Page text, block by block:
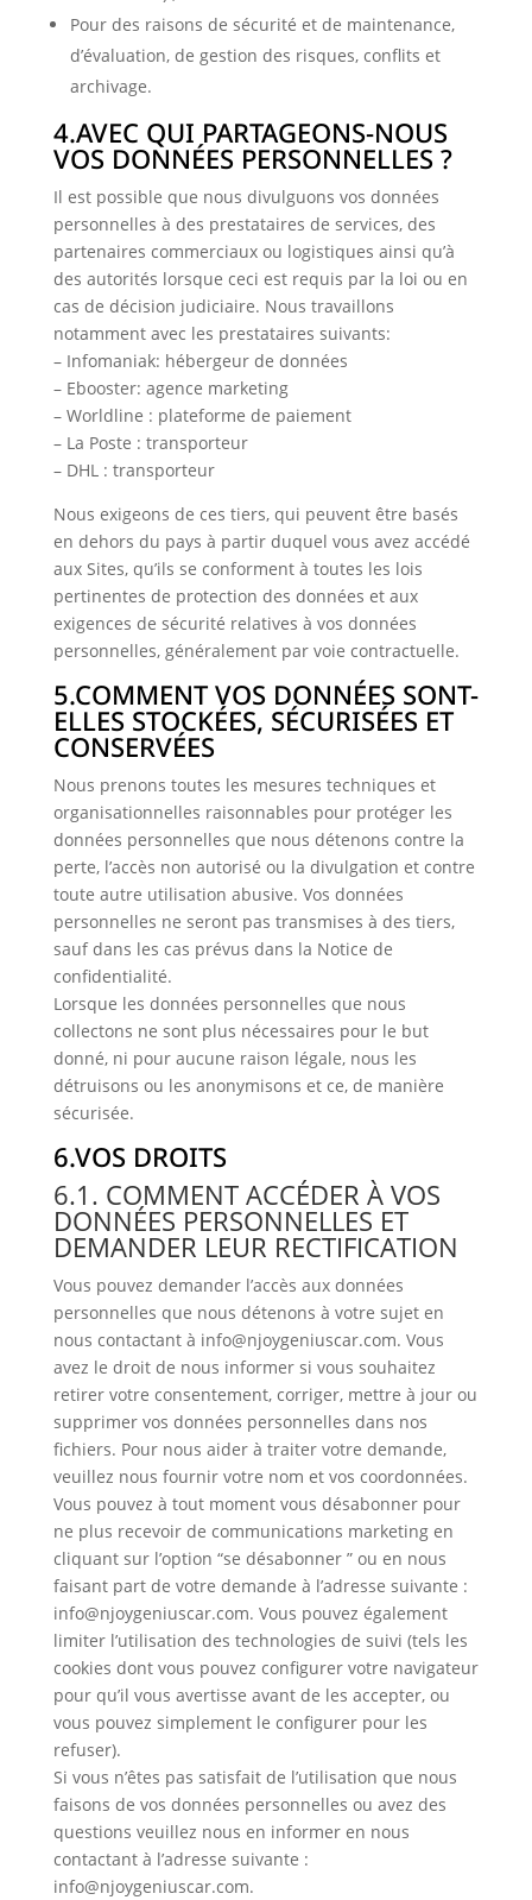
Pour des raisons de sécurité et de maintenance,
d’évaluation, de gestion des risques, conflits et
archivage.
4.AVEC QUI PARTAGEONS-NOUS
VOS DONNÉES PERSONNELLES ?
Il est possible que nous divulguons vos données
personnelles à des prestataires de services, des
partenaires commerciaux ou logistiques ainsi qu’à
des autorités lorsque ceci est requis par la loi ou en
cas de décision judiciaire. Nous travaillons
notamment avec les prestataires suivants:
– Infomaniak: hébergeur de données
– Ebooster: agence marketing
– Worldline : plateforme de paiement
– La Poste : transporteur
– DHL : transporteur
Nous exigeons de ces tiers, qui peuvent être basés
en dehors du pays à partir duquel vous avez accédé
aux Sites, qu’ils se conforment à toutes les lois
pertinentes de protection des données et aux
exigences de sécurité relatives à vos données
personnelles, généralement par voie contractuelle.
5.COMMENT VOS DONNÉES SONT-
ELLES STOCKÉES, SÉCURISÉES ET
CONSERVÉES
Nous prenons toutes les mesures techniques et
organisationnelles raisonnables pour protéger les
données personnelles que nous détenons contre la
perte, l’accès non autorisé ou la divulgation et contre
toute autre utilisation abusive. Vos données
personnelles ne seront pas transmises à des tiers,
sauf dans les cas prévus dans la Notice de
confidentialité.
Lorsque les données personnelles que nous
collectons ne sont plus nécessaires pour le but
donné, ni pour aucune raison légale, nous les
détruisons ou les anonymisons et ce, de manière
sécurisée.
6.VOS DROITS
6.1. COMMENT ACCÉDER À VOS
DONNÉES PERSONNELLES ET
DEMANDER LEUR RECTIFICATION
Vous pouvez demander l’accès aux données
personnelles que nous détenons à votre sujet en
nous contactant à info@njoygeniuscar.com. Vous
avez le droit de nous informer si vous souhaitez
retirer votre consentement, corriger, mettre à jour ou
supprimer vos données personnelles dans nos
fichiers. Pour nous aider à traiter votre demande,
veuillez nous fournir votre nom et vos coordonnées.
Vous pouvez à tout moment vous désabonner pour
ne plus recevoir de communications marketing en
cliquant sur l’option “se désabonner ” ou en nous
faisant part de votre demande à l’adresse suivante :
info@njoygeniuscar.com. Vous pouvez également
limiter l’utilisation des technologies de suivi (tels les
cookies dont vous pouvez configurer votre navigateur
pour qu’il vous avertisse avant de les accepter, ou
vous pouvez simplement le configurer pour les
refuser).
Si vous n’êtes pas satisfait de l’utilisation que nous
faisons de vos données personnelles ou avez des
questions veuillez nous en informer en nous
contactant à l’adresse suivante :
info@njoygeniuscar.com.